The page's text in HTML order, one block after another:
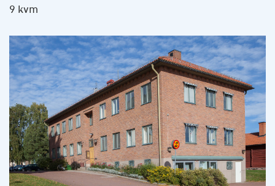
9 kvm